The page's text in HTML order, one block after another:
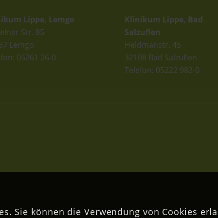
Lippe, Lemgo
Str. 85
Lemgo
05261 26-0
Klinikum Lippe, Bad
Salzuflen
Heldmanstr. 45
32108 Bad Salzuflen
Telefon: 05222 982-0
Sie können die Verwendung von Cookies